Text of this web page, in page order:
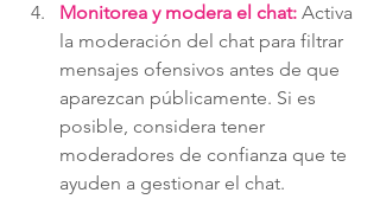
Monitorea y modera el chat: Activa
la moderación del chat para filtrar
mensajes ofensivos antes de que
aparezcan públicamente. Si es
posible, considera tener
moderadores de confianza que te
ayuden a gestionar el chat.